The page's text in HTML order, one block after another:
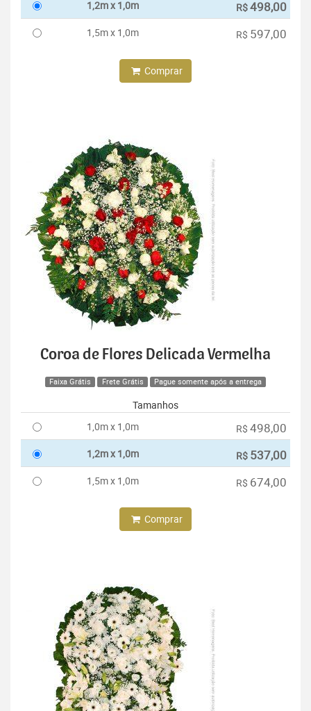
1,2m x 1,0m R$498,00
1,5m x 1,0m R$ 597,00
Comprar
Coroa de Flores Delicada Vermelha
Faixa Grátis Frete Grátis Pague somente após a entrega
Tamanhos
1,0m x 1,0m
R$ 498,00
1,2m x 1,0m R$ 537,00
1,5m x 1,0m R$ 674,00
Comprar